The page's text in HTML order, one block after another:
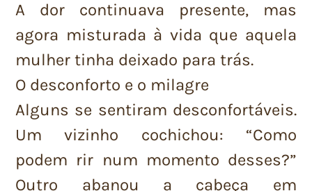
A dor continuava presente, mas
agora misturada à vida que aquela
mulher tinha deixado para trás.
O desconforto e o milagre
Alguns se sentiram desconfortáveis.
Um vizinho cochichou: “Como
podem rir num momento desses?”
Outro abanou a cabeça em